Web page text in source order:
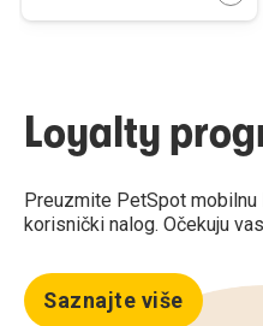
Loyalty
Preuzmite PetSpot
korisnički nalog. Očekuju
Saznajte više